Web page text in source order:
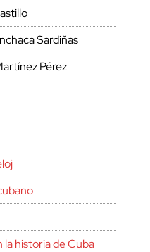
Sardiñas
Pérez
la historia de Cuba